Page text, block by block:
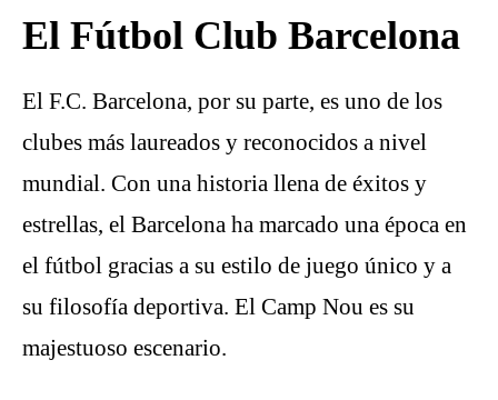
El Fútbol Club Barcelona
El F.C. Barcelona, por su parte, es uno de los
clubes más laureados y reconocidos a nivel
mundial. Con una historia llena de éxitos y
estrellas, el Barcelona ha marcado una época en
el fútbol gracias a su estilo de juego único y a
su filosofía deportiva. El Camp Nou es su
majestuoso escenario.